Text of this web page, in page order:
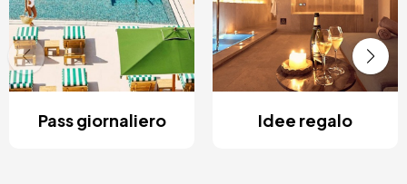
Pass giornaliero Idee regalo